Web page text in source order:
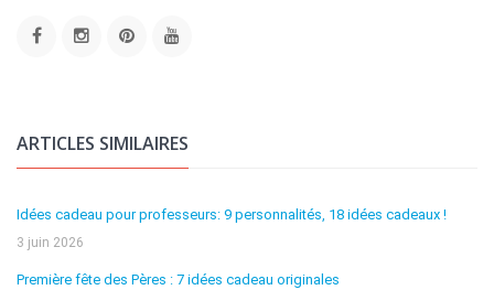
ARTICLES SIMILAIRES
Idées cadeau pour professeurs: 9 personnalités, 18 idées cadeaux !
3 juin 2026
Première fête des Pères : 7 idées cadeau originales